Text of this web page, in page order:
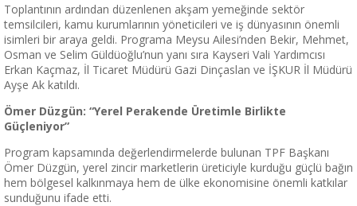
Toplantının ardından düzenlenen akşam yemeğinde sektör
temsilcileri, kamu kurumlarının yöneticileri ve iş dünyasının önemli
isimleri bir araya geldi. Programa Meysu Ailesi’nden Bekir, Mehmet,
Osman ve Selim Güldüoğlu’nun yanı sıra Kayseri Vali Yardımcısı
Erkan Kaçmaz, İl Ticaret Müdürü Gazi Dinçaslan ve İŞKUR İl Müdürü
Ayşe Ak katıldı.
Ömer Düzgün: “Yerel Perakende Üretimle Birlikte
Güçleniyor”
Program kapsamında değerlendirmelerde bulunan TPF Başkanı
Ömer Düzgün, yerel zincir marketlerin üreticiyle kurduğu güçlü bağın
hem bölgesel kalkınmaya hem de ülke ekonomisine önemli katkılar
sunduğunu ifade etti.